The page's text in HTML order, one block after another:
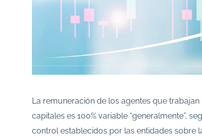
La remuneración de los agentes que
capitales es 100% variable “generalmente”,
control establecidos por las entidades sobre